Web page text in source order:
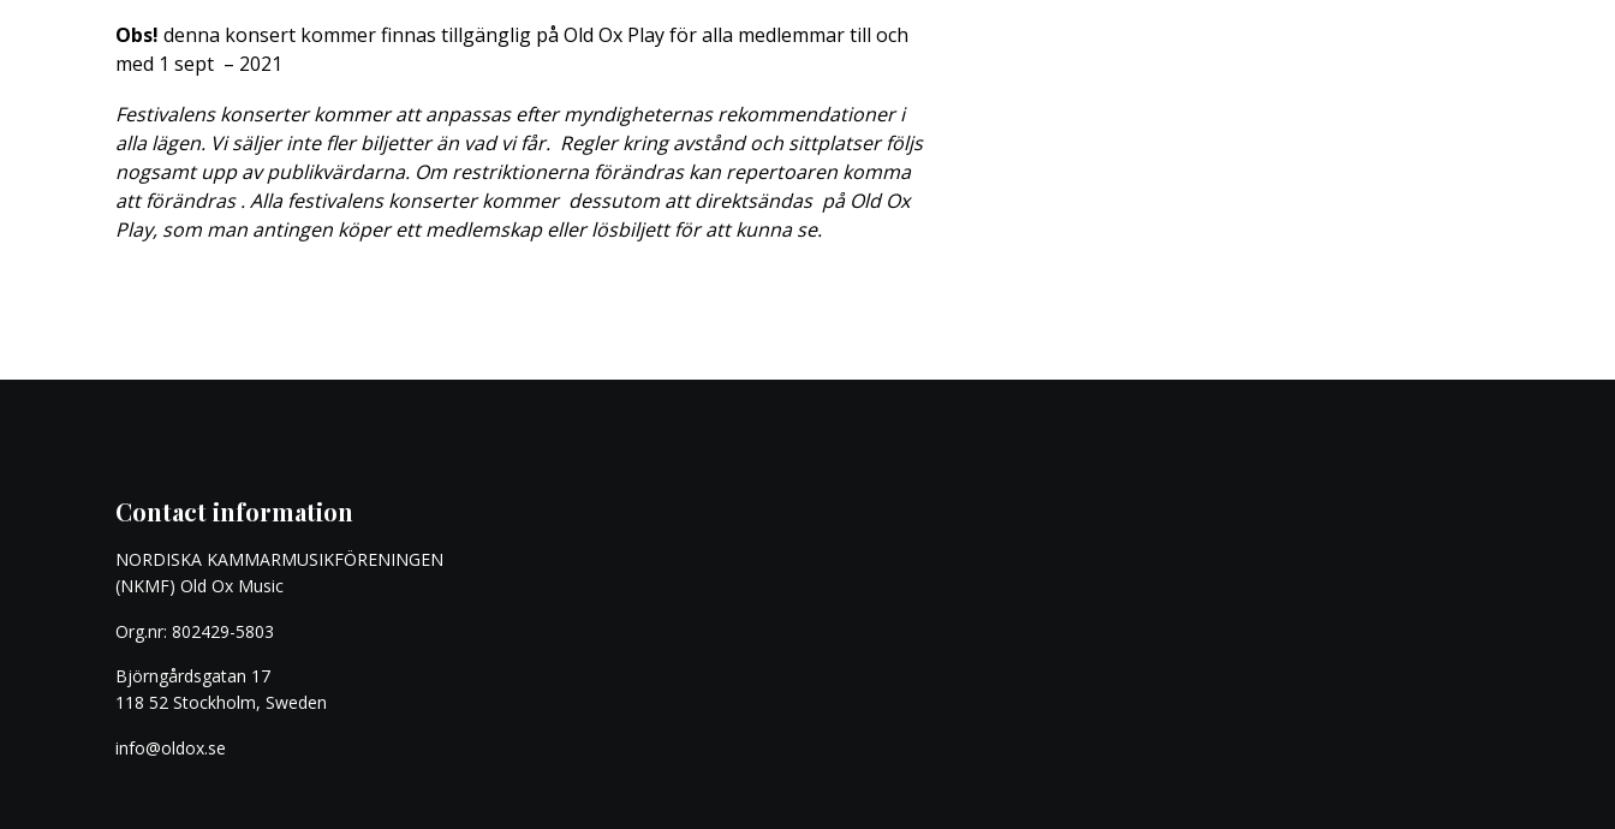
Obs! denna konsert kommer finnas tillgänglig på Old Ox Play för alla medlemmar till och
med 1 sept – 2021
Festivalens konserter kommer att anpassas efter myndigheternas rekommendationer i
alla lägen. Vi säljer inte fler biljetter än vad vi får. Regler kring avstånd och sittplatser följs
nogsamt upp av publikvärdarna. Om restriktionerna förändras kan repertoaren komma
att förändras . Alla festivalens konserter kommer dessutom att direktsändas på Old Ox
Play, som man antingen köper ett medlemskap eller lösbiljett för att kunna se.
Contact information
NORDISKA KAMMARMUSIKFÖRENINGEN
(NKMF) Old Ox Music
Org.nr: 802429-5803
Björngårdsgatan 17
118 52 Stockholm, Sweden
info@oldox.se